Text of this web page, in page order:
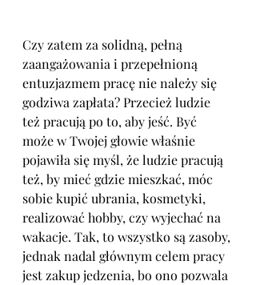
Czy zatem za solidną, pełną
zaangażowania i przepełnioną
entuzjazmem pracę nie należy się
godziwa zapłata? Przecież ludzie
też pracują po to, aby jeść. Być
może w Twojej głowie właśnie
pojawiła się myśl, że ludzie pracują
też, by mieć gdzie mieszkać, móc
sobie kupić ubrania, kosmetyki,
realizować hobby, czy wyjechać na
wakacje. Tak, to wszystko są zasoby,
jednak nadal głównym celem pracy
jest zakup jedzenia, bo ono pozwala